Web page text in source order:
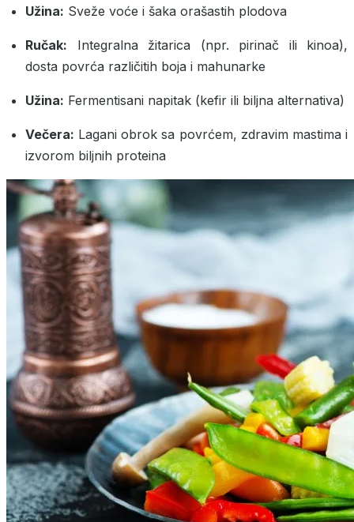
Užina: Sveže voće i šaka orašastih plodova
Ručak: Integralna žitarica (npr. pirinač ili kinoa),
dosta povrća različitih boja i mahunarke
Užina: Fermentisani napitak (kefir ili biljna alternativa)
Večera: Lagani obrok sa povrćem, zdravim mastima i
izvorom biljnih proteina